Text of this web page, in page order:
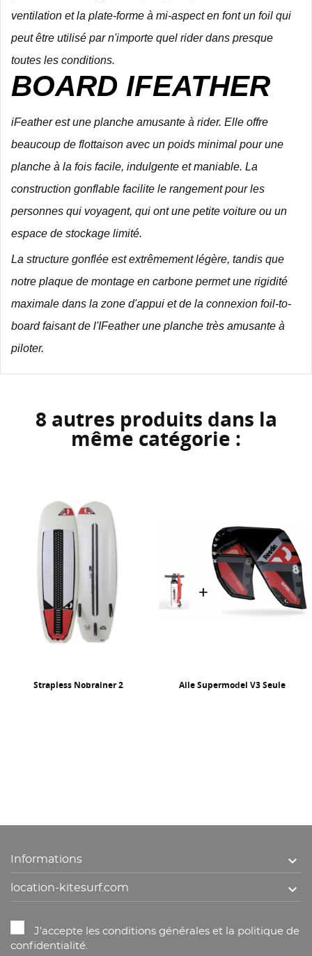
ventilation et la plate-forme à mi-aspect en font un foil qui
peut être utilisé par n'importe quel rider dans presque
toutes les conditions.
BOARD IFEATHER
iFeather est une planche amusante à rider. Elle offre
beaucoup de flottaison avec un poids minimal pour une
planche à la fois facile, indulgente et maniable. La
construction gonflable facilite le rangement pour les
personnes qui voyagent, qui ont une petite voiture ou un
espace de stockage limité.
La structure gonflée est extrêmement légère, tandis que
notre plaque de montage en carbone permet une rigidité
maximale dans la zone d'appui et de la connexion foil-to-
board faisant de l'IFeather une planche très amusante à
piloter.
8 autres produits dans la
même catégorie :
Strapless Nobrainer 2 Aile Supermodel V3 Seule
Informations 
location-kitesurf.com 
J'accepte les conditions générales et la politique de
confidentialité.